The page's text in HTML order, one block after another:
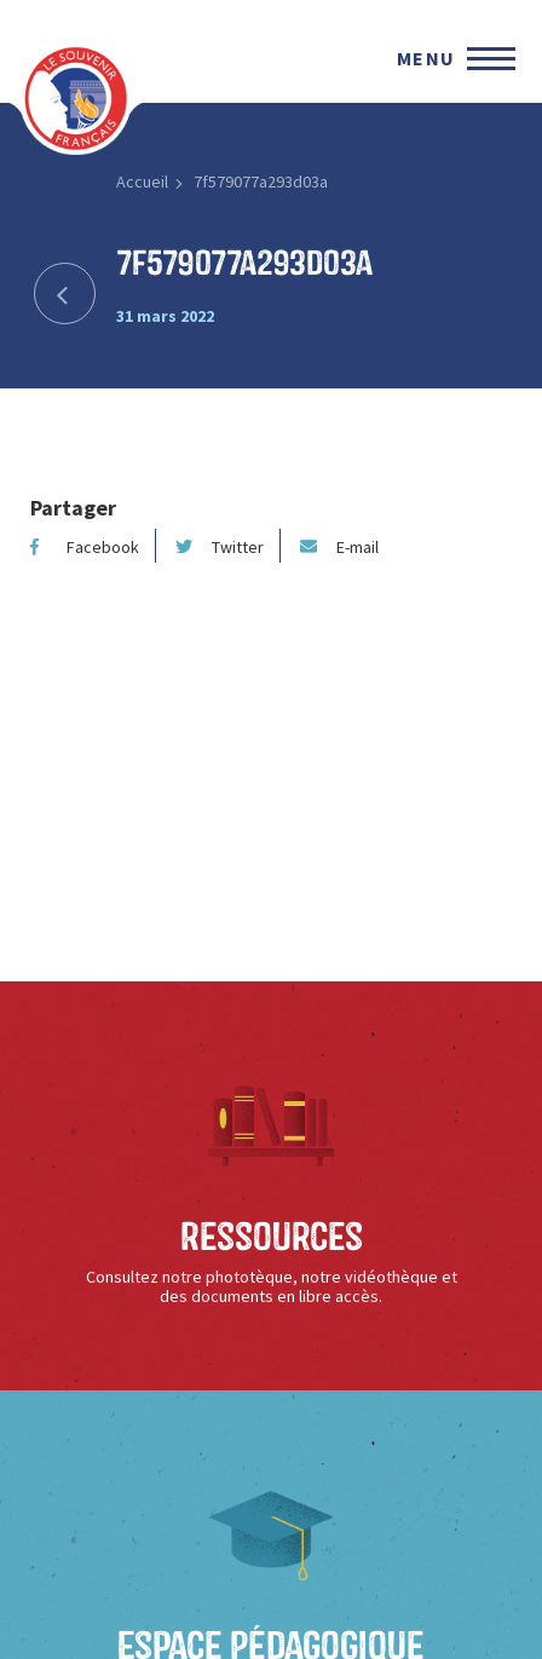
MENU
Accueil 7f579077a293d03a
7f579077a293d03a
31 mars 2022
Partager
Facebook Twitter E-mail
Ressources
Consultez notre phototèque, notre vidéothèque et
des documents en libre accès.
Espace Pédagogique